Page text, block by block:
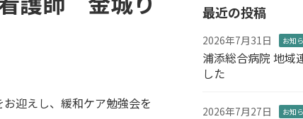
迎えし、緩和ケア勉強会を
最近の投稿
2026年7月31日 お知
浦添総合病院 地域
した
2026年7月27日 お知